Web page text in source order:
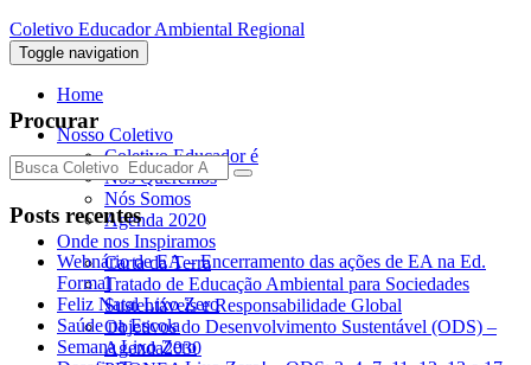
Coletivo Educador Ambiental Regional
Toggle navigation
Home
Nosso Coletivo
Coletivo Educador é
Nós Queremos
Nós Somos
Agenda 2020
Onde nos Inspiramos
Carta da Terra
Tratado de Educação Ambiental para Sociedades
Sustentáveis e Responsabilidade Global
Objetivos do Desenvolvimento Sustentável (ODS) –
Agenda2030
Procurar
Posts recentes
Webnário de EA – Encerramento das ações de EA na Ed.
Formal
Feliz Natal Lixo Zero
Saúde na Escola
Semana Lixo Zero